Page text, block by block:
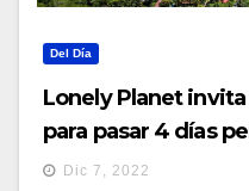
Del Día
Lonely Planet
para pasar 4 días
Dic 7, 2022